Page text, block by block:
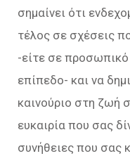
σημαίνει ότι
τέλος σε σχέσεις
-είτε σε προσωπικό
επίπεδο- και να
καινούριο στη ζωή
ευκαιρία που σας
συνήθειες που σας